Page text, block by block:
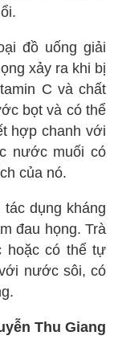
đồ uống giải
xảy ra khi bị
C và chất
bọt và có thể
hợp chanh với
nước muối có
của nó.
dụng kháng
đau họng. Trà
hoặc có thể tự
nước sôi, có
Thu Giang